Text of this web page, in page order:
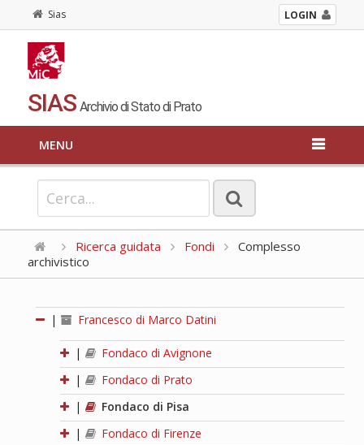
Sias LOGIN
SIAS Archivio di Stato di Prato
MENU
Ricerca guidata Fondi
Complesso
archivistico
| Francesco di Marco Datini
|
Fondaco di Avignone
|
Fondaco di Prato
|
Fondaco di Pisa
|
Fondaco di Firenze